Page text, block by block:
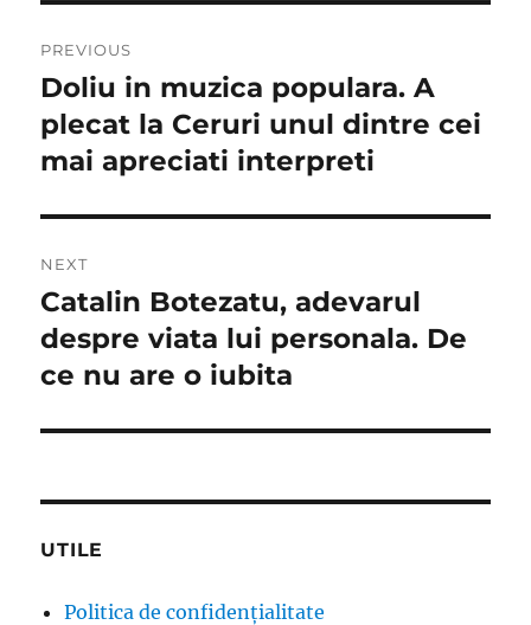
în
articole
PREVIOUS
Previous
post:
Doliu in muzica populara. A
plecat la Ceruri unul dintre cei
mai apreciati interpreti
NEXT
Next
post:
Catalin Botezatu, adevarul
despre viata lui personala. De
ce nu are o iubita
UTILE
Politica de confidențialitate